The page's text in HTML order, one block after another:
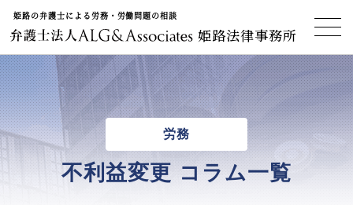
姫路の弁護士による労務・労働問題の相談
姫路法律事務所
労務
不利益変更 コラム一覧